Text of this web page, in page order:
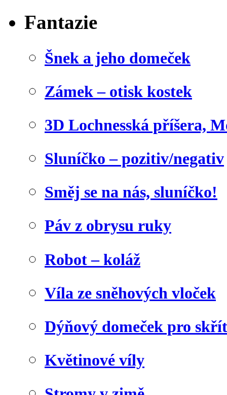
Fantazie
Šnek a jeho domeček
Zámek – otisk kostek
3D Lochnesská příšera,
Sluníčko – pozitiv/negativ
Směj se na nás, sluníčko!
Páv z obrysu ruky
Robot – koláž
Víla ze sněhových vloček
Dýňový domeček pro
Květinové víly